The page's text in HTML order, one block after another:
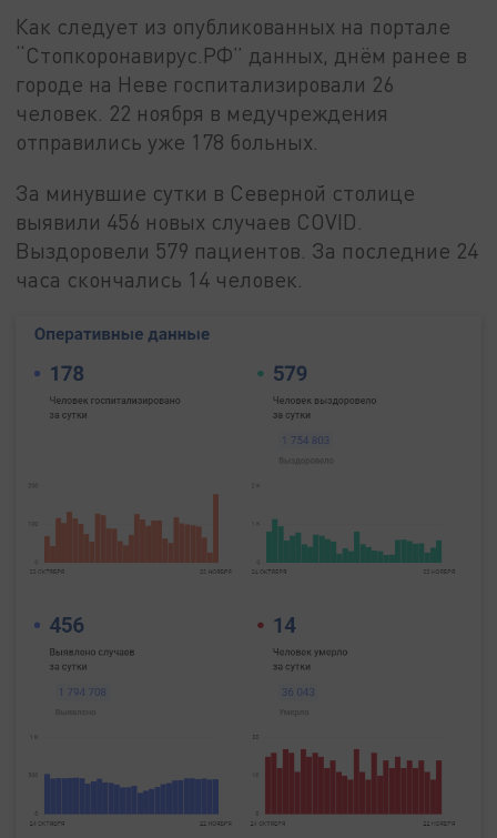
Как следует из опубликованных на портале
“Стопкоронавирус.РФ” данных, днём ранее в
городе на Неве госпитализировали 26
человек. 22 ноября в медучреждения
отправились уже 178 больных.
За минувшие сутки в Северной столице
выявили 456 новых случаев COVID.
Выздоровели 579 пациентов. За последние 24
часа скончались 14 человек.